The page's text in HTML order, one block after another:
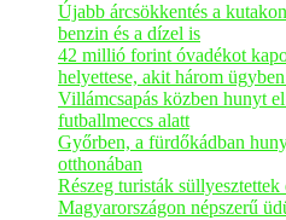
Újabb árcsökkentés a
benzin és a dízel is
42 millió forint óvadékot
helyettese, akit három
Villámcsapás közben hunyt
futballmeccs alatt
Győrben, a fürdőkádban
otthonában
Részeg turisták
Magyarországon népszerű